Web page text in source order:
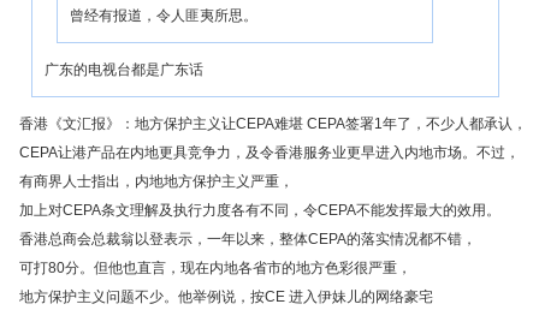
曾经有报道，令人匪夷所思。
广东的电视台都是广东话
香港《文汇报》：地方保护主义让CEPA难堪 CEPA签署1年了，不少人都承认，
CEPA让港产品在内地更具竞争力，及令香港服务业更早进入内地市场。不过，
有商界人士指出，内地地方保护主义严重，
加上对CEPA条文理解及执行力度各有不同，令CEPA不能发挥最大的效用。
香港总商会总裁翁以登表示，一年以来，整体CEPA的落实情况都不错，
可打80分。但他也直言，现在内地各省市的地方色彩很严重，
地方保护主义问题不少。他举例说，按CE 进入伊妹儿的网络豪宅